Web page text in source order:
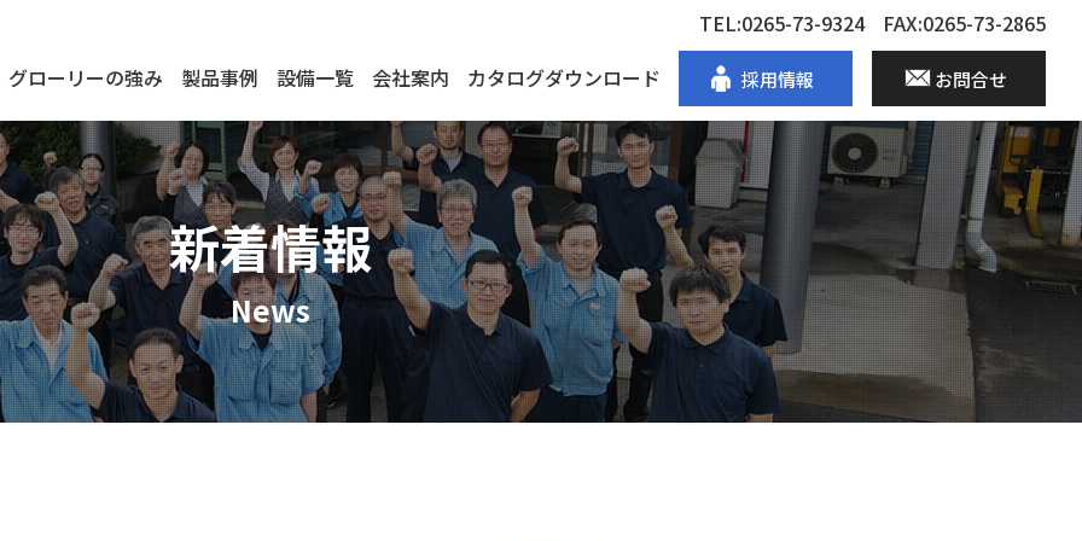
グローリーの強み 製品事例 設備一覧 会社案内 カタログダウンロード 採用情報 お問合せ
TEL:0265-73-9324 FAX:0265-73-2865
新着情報
News